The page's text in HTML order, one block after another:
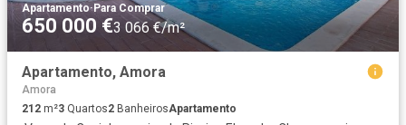
Apartamento·Para Comprar
650 000 €3 066 €/m²
Apartamento, Amora
Amora
212 m²3 Quartos2 BanheirosApartamento